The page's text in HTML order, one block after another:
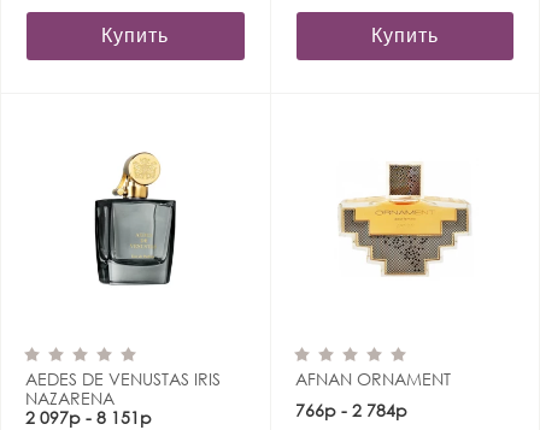
Купить Купить
AEDES DE VENUSTAS IRIS
NAZARENA
2 097р - 8 151р
AFNAN ORNAMENT
766р - 2 784р